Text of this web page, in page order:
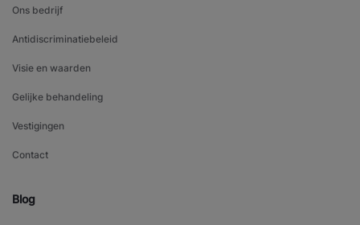
Ons bedrijf
Antidiscriminatiebeleid
Visie en waarden
Gelijke behandeling
Vestigingen
Contact
Blog